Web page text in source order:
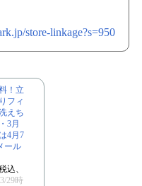
store-linkage?s=950
！立
フィ
えち
3月
4月7
ール
込、
29時